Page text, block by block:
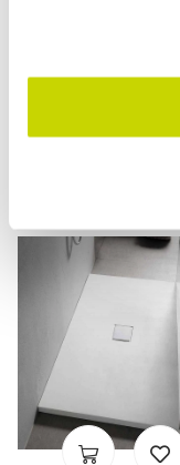
Moderno in Resina
Estimo